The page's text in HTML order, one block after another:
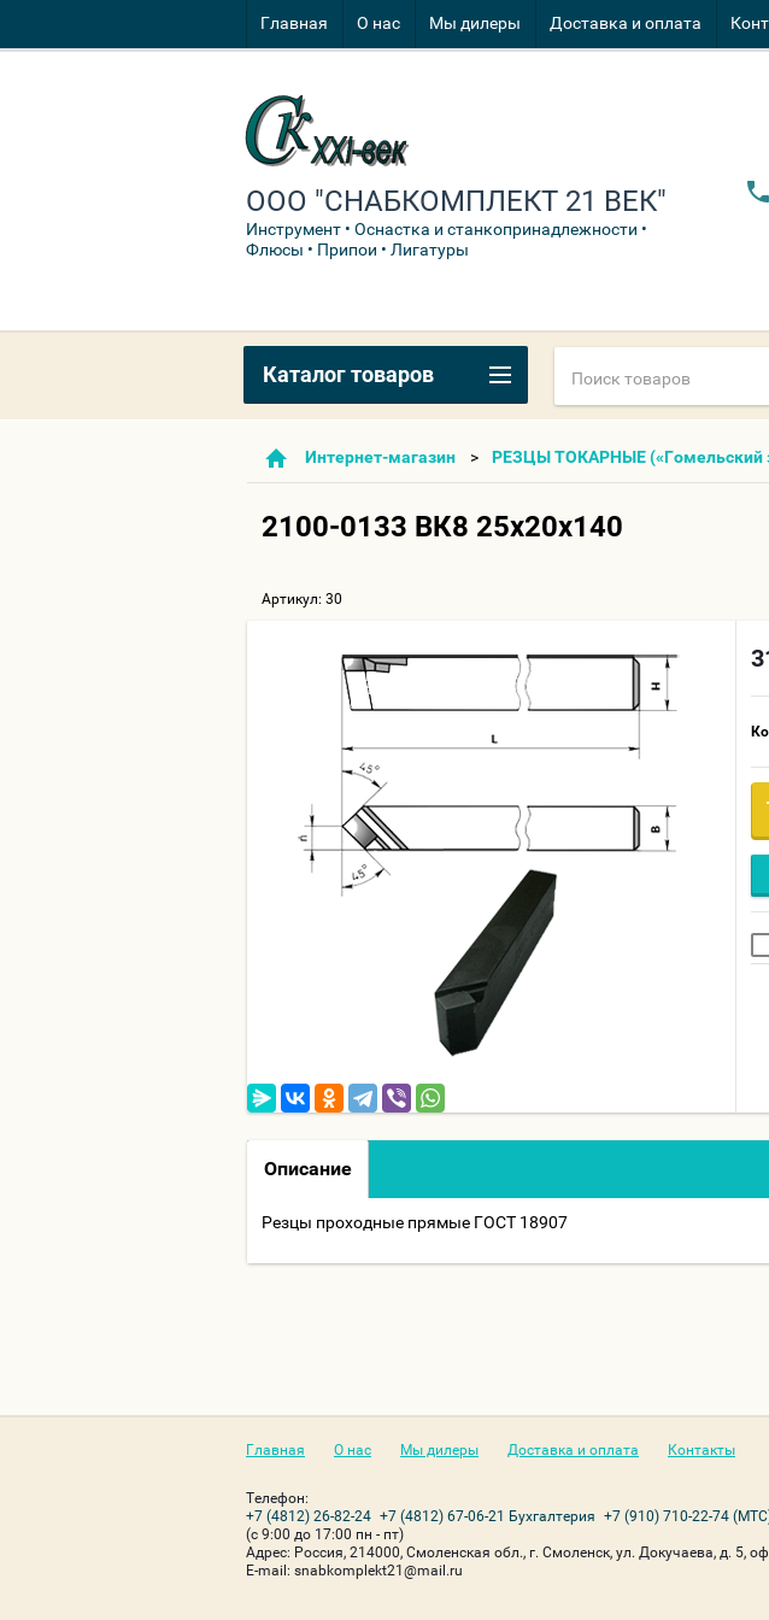
Главная О нас Мы дилеры Доставка и оплата
ООО "СНАБКОМПЛЕКТ 21 ВЕК"
Инструмент • Оснастка и станкопринадлежности •
Флюсы • Припои • Лигатуры
Интернет-магазин РЕЗЦЫ ТОКАРНЫЕ («Гомельский
2100-0133 ВК8 25х20х140
Артикул: 30
Описание
Резцы проходные прямые ГОСТ 18907
Каталог товаров
Главная О нас Мы дилеры Доставка и оплата Контакты
Телефон:
+7 (4812) 26-82-24 +7 (4812) 67-06-21 Бухгалтерия +7 (910) 710-22-74
(с 9:00 до 17:00 пн - пт)
Адрес: Россия, 214000, Смоленская обл., г. Смоленск, ул. Докучаева, д. 5,
Е-mail: snabkomplekt21@mail.ru